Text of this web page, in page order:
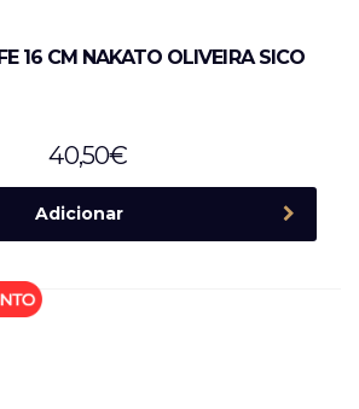
16 CM NAKATO OLIVEIRA SICO
40,50€
Adicionar